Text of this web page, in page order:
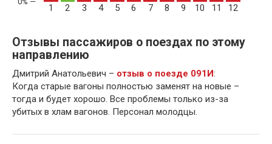
1 2 3 4 5 6 7 8 9 10 11 12
Отзывы пассажиров о поездах по этому
направлению
Дмитрий Анатольевич – отзыв о поезде 091И:
Когда старые вагоны полностью заменят на новые –
тогда и будет хорошо. Все проблемы только из-за
убитых в хлам вагонов. Персонал молодцы.